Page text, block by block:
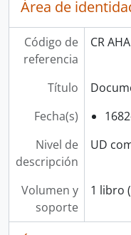
[UD compuesta] 0067 -
[UD compuesta] 0068
[UD compuesta] 0069 -
[UD compuesta] 0070 - Expedientes
[UD compuesta] 0071 -
[UD
[UD compuesta]
[UD compuesta] 0076 -
[UD compuesta]
[UD compuesta] 0078-001 -
[UD compuesta] 0078-
Área de
Código de
referencia
CR
Título
Fecha(s)
Nivel de
descripción
UD
Volumen y
soporte
1 libro